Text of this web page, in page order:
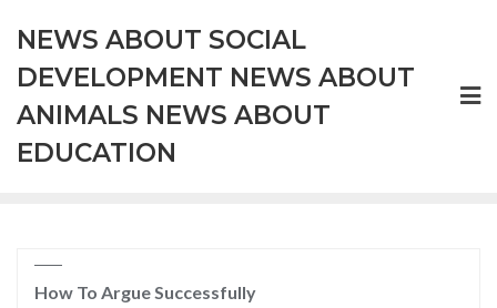
content
NEWS ABOUT SOCIAL
DEVELOPMENT NEWS ABOUT
ANIMALS NEWS ABOUT
EDUCATION
How To Argue Successfully